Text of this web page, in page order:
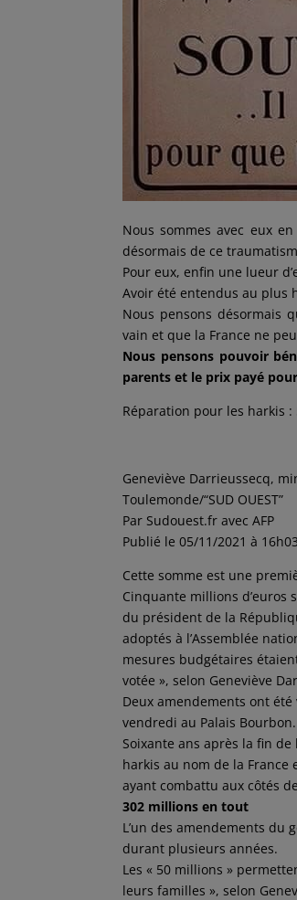
Nous sommes avec eux
désormais de ce
Pour eux, enfin une lueur
Avoir été entendus au plus
Nous pensons désormais
vain et que la France ne
Nous pensons pouvoir
parents et le prix payé
Réparation pour les harkis
Geneviève Darrieussecq,
Toulemonde/“SUD OUEST”
Par Sudouest.fr avec AFP
Publié le 05/11/2021 à 16h03
Cette somme est une
Cinquante millions
du président de la
adoptés à l’Assemblée
mesures budgétaires
votée », selon Geneviève
Deux amendements ont
vendredi au Palais Bourbon.
Soixante ans après la fin de
harkis au nom de la France
ayant combattu aux côtés de
302 millions en tout
L’un des amendements du
durant plusieurs années.
Les « 50 millions »
leurs familles », selon